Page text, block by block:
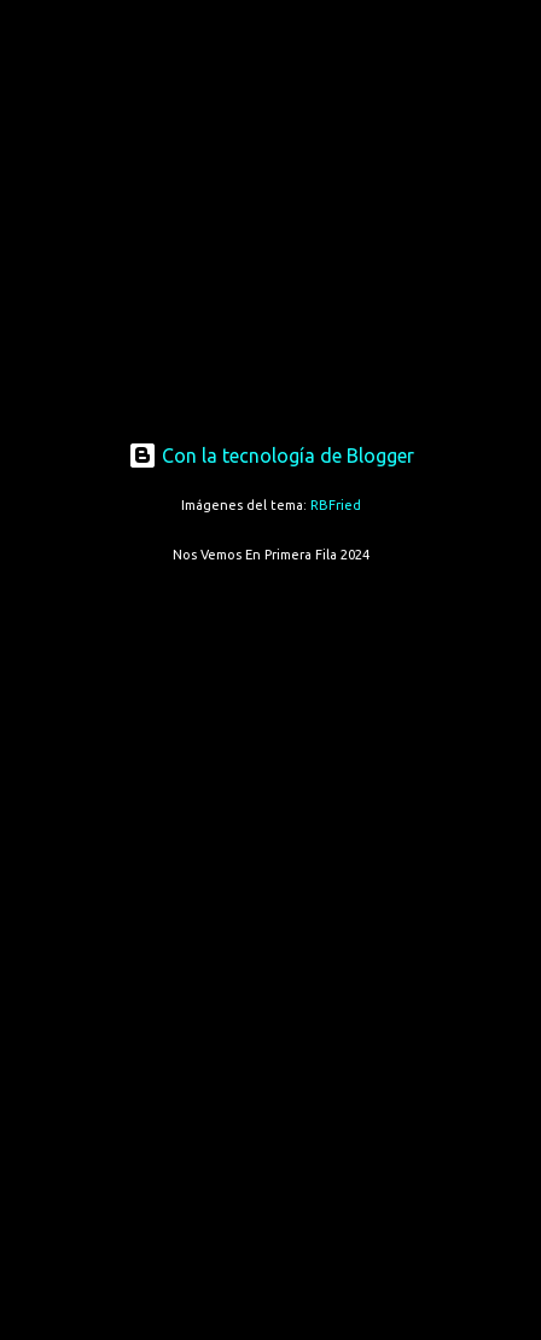
Con la tecnología de Blogger
Imágenes del tema: RBFried
Nos Vemos En Primera Fila 2024